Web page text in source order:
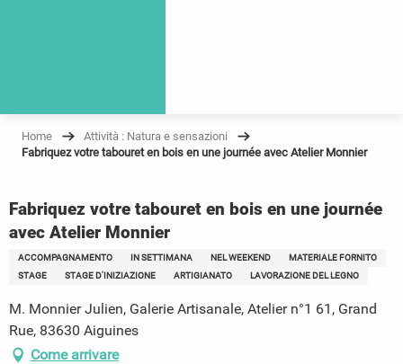
Home
Attività : Natura e sensazioni
Fabriquez votre tabouret en bois en une journée avec Atelier Monnier
Fabriquez votre tabouret en bois en une journée
avec Atelier Monnier
ACCOMPAGNAMENTO IN SETTIMANA NEL WEEKEND
MATERIALE FORNITO
STAGE
STAGE D'INIZIAZIONE ARTIGIANATO LAVORAZIONE DEL LEGNO
M. Monnier Julien, Galerie Artisanale, Atelier n°1 61, Grand
Rue, 83630 Aiguines
Come arrivare